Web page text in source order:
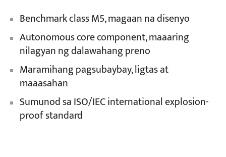
Benchmark class M5, magaan na disenyo
Autonomous core component, maaaring
nilagyan ng dalawahang preno
Maramihang pagsubaybay, ligtas at
maaasahan
Sumunod sa ISO/IEC international explosion-
proof standard